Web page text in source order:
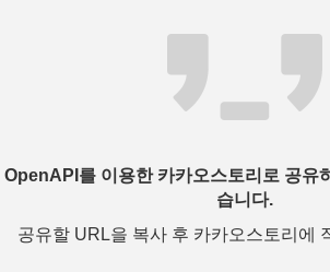
OpenAPI를 이용한 카카오스토리로 공유
습니다.
공유할 URL을 복사 후 카카오스토리에